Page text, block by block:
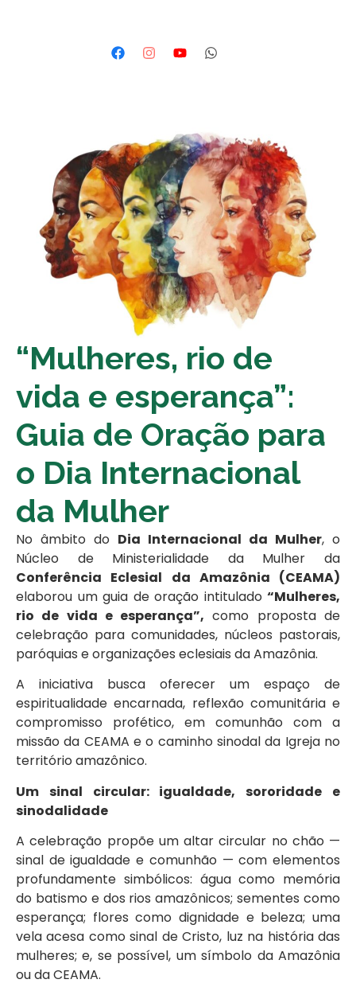
“Mulheres, rio de
vida e esperança”:
Guia de Oração para
o Dia Internacional
da Mulher
No âmbito do Dia Internacional da Mulher, o
Núcleo de Ministerialidade da Mulher da
Conferência Eclesial da Amazônia (CEAMA)
elaborou um guia de oração intitulado “Mulheres,
rio de vida e esperança”, como proposta de
celebração para comunidades, núcleos pastorais,
paróquias e organizações eclesiais da Amazônia.
A iniciativa busca oferecer um espaço de
espiritualidade encarnada, reflexão comunitária e
compromisso profético, em comunhão com a
missão da CEAMA e o caminho sinodal da Igreja no
território amazônico.
Um sinal circular: igualdade, sororidade e
sinodalidade
A celebração propõe um altar circular no chão —
sinal de igualdade e comunhão — com elementos
profundamente simbólicos: água como memória
do batismo e dos rios amazônicos; sementes como
esperança; flores como dignidade e beleza; uma
vela acesa como sinal de Cristo, luz na história das
mulheres; e, se possível, um símbolo da Amazônia
ou da CEAMA.